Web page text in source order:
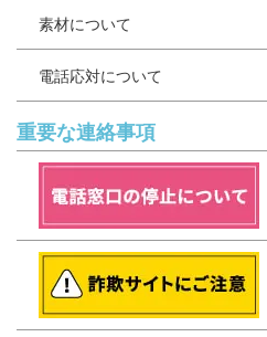
素材について
電話応対について
重要な連絡事項